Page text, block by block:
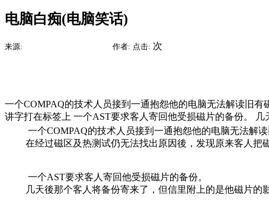
电脑白痴(电脑笑话)
来源: 作者: 点击: 次
一个COMPAQ的技术人员接到一通抱怨他的电脑无法解读旧
讲字打在标签上 一个AST要求客人寄回他受损磁片的备份。
一个COMPAQ的技术人员接到一通抱怨他的电脑无法解读
在经过磁区及热测试仍无法找出原因後，发现原来客人把
一个AST要求客人寄回他受损磁片的备份。
几天後那个客人将备份寄来了，但信里附上的是他磁片的影